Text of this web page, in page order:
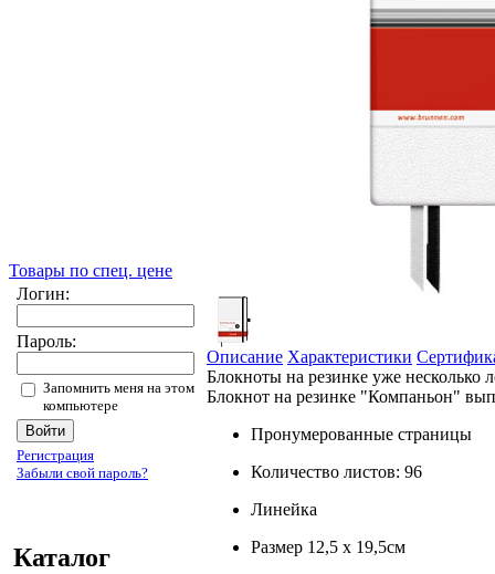
Товары по спец. цене
Логин:
Пароль:
Запомнить меня на этом
компьютере
Регистрация
Забыли свой пароль?
Каталог
Описание Характеристики
Блокноты на резинке уже несколько
Блокнот на резинке "Компаньон"
Пронумерованные страницы
Количество листов: 96
Линейка
Размер 12,5 x 19,5см